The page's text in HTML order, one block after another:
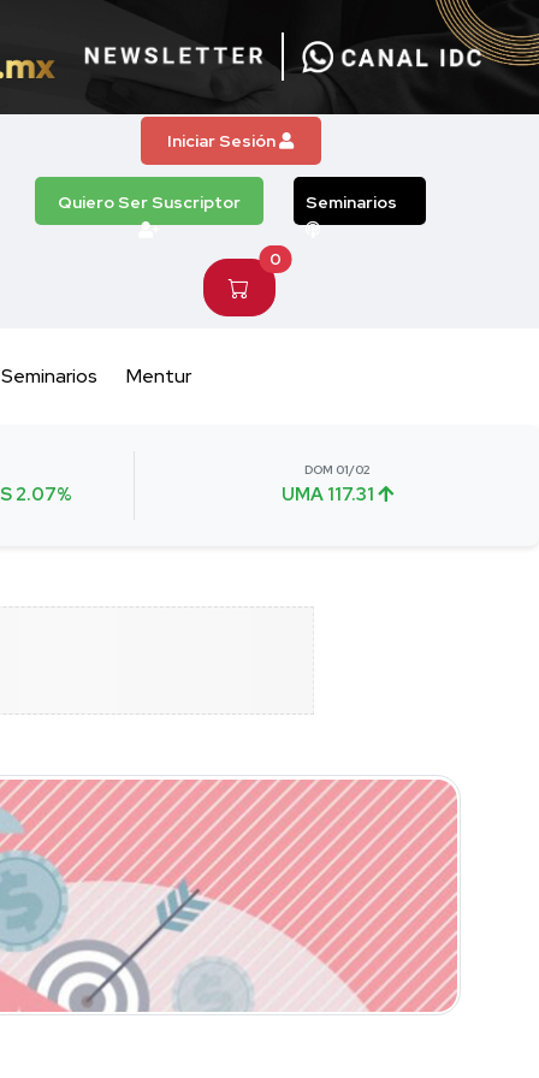
Iniciar Sesión
Quiero Ser Suscriptor Seminarios
0
Seminarios Mentur
2.07%
DOM 01/02
UMA 117.31